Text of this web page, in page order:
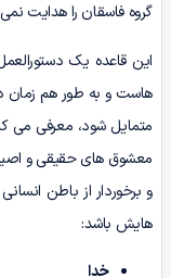
گروه فاسقان را هدایت
این قاعده یک
هاست و به طور هم زمان
متمایل شود، معرفی می
معشوق های حقیقی و
و برخوردار از باطن
هایش باشد:
خدا